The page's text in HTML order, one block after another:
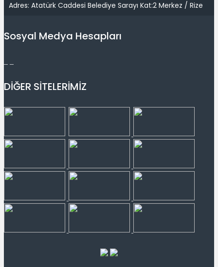
Adres: Atatürk Caddesi Belediye Sarayı Kat:2 Merkez / Rize
Sosyal Medya Hesapları
DİĞER SİTELERİMİZ